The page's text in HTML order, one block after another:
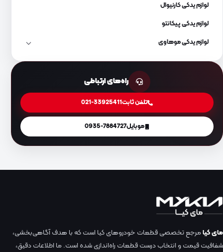
لوازم یدکی کارنیوال
لوازم یدکی پیکانتو
لوازم یدکی موهاوی
راه‌های ارتباطی
تلفن ثابت021-33925411
موبایل0935-7884727
مای کیامرجع تخصصی قطعات خودروهای کیا است که با هدف آگاهی‌بخشی،
شفافیت قیمت و انتخاب درست قطعات راه‌اندازی شده است. ما اطلاعات دقیق،